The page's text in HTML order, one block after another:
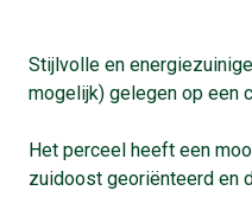
Stijlvolle en
mogelijk) gelegen op een
Het perceel heeft een
zuidoost georiënteerd en